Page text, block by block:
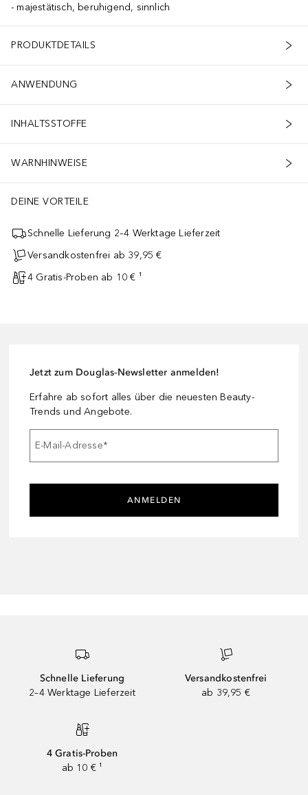
majestätisch, beruhigend, sinnlich
PRODUKTDETAILS
ANWENDUNG
INHALTSSTOFFE
WARNHINWEISE
DEINE VORTEILE
Schnelle Lieferung 2–4 Werktage Lieferzeit
Versandkostenfrei ab 39,95 €
4 Gratis-Proben ab 10 € ¹
Jetzt zum Douglas-Newsletter anmelden!
Erfahre ab sofort alles über die neuesten Beauty-
Trends und Angebote.
E-Mail-Adresse*
ANMELDEN
Schnelle Lieferung
2–4 Werktage Lieferzeit
Versandkostenfrei
ab 39,95 €
4 Gratis-Proben
ab 10 € ¹